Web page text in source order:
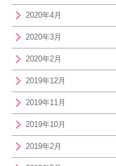
2020年4月
2020年3月
2020年2月
2019年12月
2019年11月
2019年10月
2019年2月